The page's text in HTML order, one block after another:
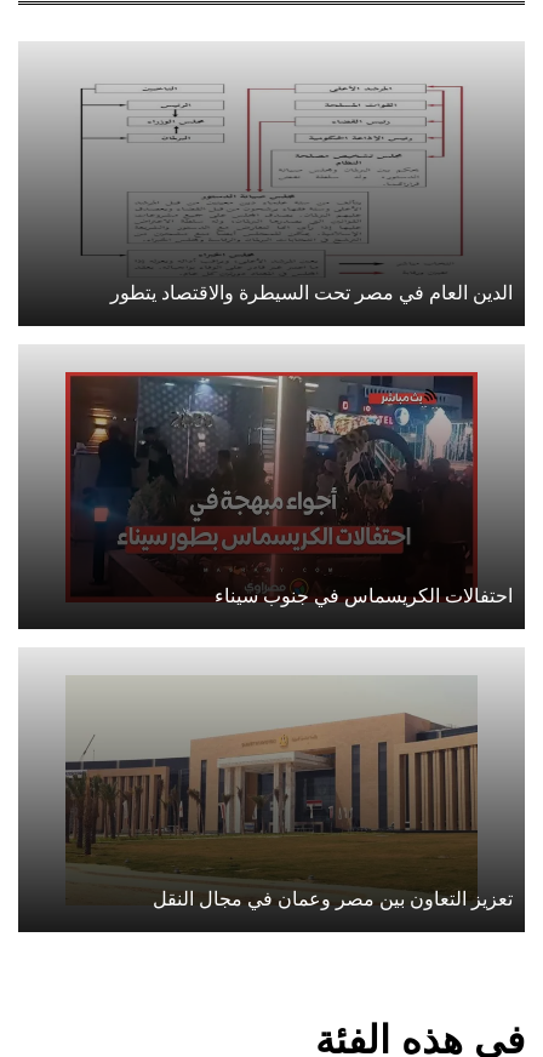
الدين العام في مصر تحت السيطرة والاقتصاد يتطور
احتفالات الكريسماس في جنوب سيناء
تعزيز التعاون بين مصر وعمان في مجال النقل
في هذه الفئة